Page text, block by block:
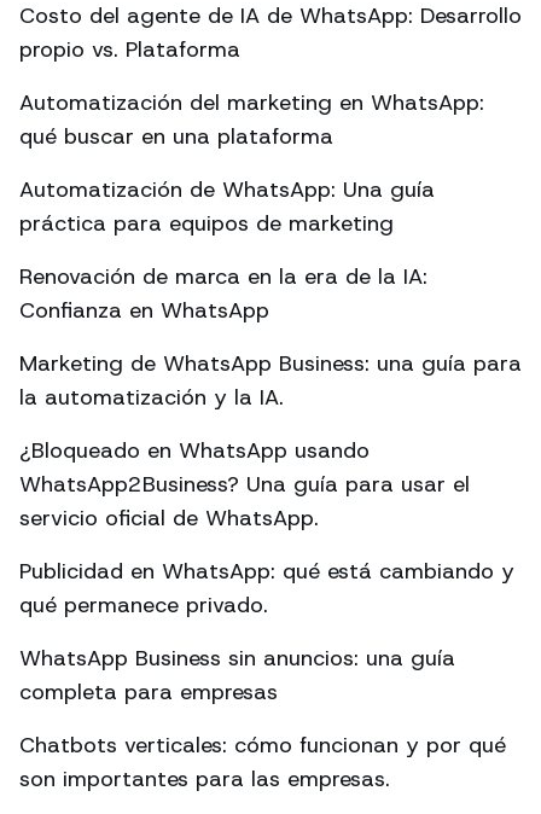
Costo del agente de IA de WhatsApp: Desarrollo
propio vs. Plataforma
Automatización del marketing en WhatsApp:
qué buscar en una plataforma
Automatización de WhatsApp: Una guía
práctica para equipos de marketing
Renovación de marca en la era de la IA:
Confianza en WhatsApp
Marketing de WhatsApp Business: una guía para
la automatización y la IA.
¿Bloqueado en WhatsApp usando
WhatsApp2Business? Una guía para usar el
servicio oficial de WhatsApp.
Publicidad en WhatsApp: qué está cambiando y
qué permanece privado.
WhatsApp Business sin anuncios: una guía
completa para empresas
Chatbots verticales: cómo funcionan y por qué
son importantes para las empresas.